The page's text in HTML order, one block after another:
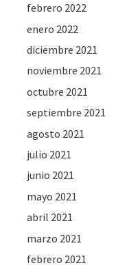
febrero 2022
enero 2022
diciembre 2021
noviembre 2021
octubre 2021
septiembre 2021
agosto 2021
julio 2021
junio 2021
mayo 2021
abril 2021
marzo 2021
febrero 2021